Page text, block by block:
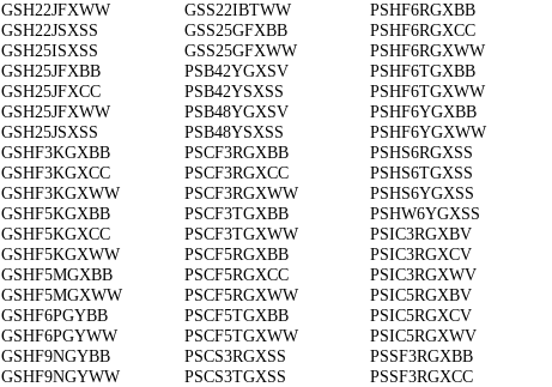
GSH22JFXWW
GSH22JSXSS
GSH25ISXSS
GSH25JFXBB
GSH25JFXCC
GSH25JFXWW
GSH25JSXSS
GSHF3KGXBB
GSHF3KGXCC
GSHF3KGXWW
GSHF5KGXBB
GSHF5KGXCC
GSHF5KGXWW
GSHF5MGXBB
GSHF5MGXWW
GSHF6PGYBB
GSHF6PGYWW
GSHF9NGYBB
GSHF9NGYWW
GSS22IBTWW
GSS25GFXBB
GSS25GFXWW
PSB42YGXSV
PSB42YSXSS
PSB48YGXSV
PSB48YSXSS
PSCF3RGXBB
PSCF3RGXCC
PSCF3RGXWW
PSCF3TGXBB
PSCF3TGXWW
PSCF5RGXBB
PSCF5RGXCC
PSCF5RGXWW
PSCF5TGXBB
PSCF5TGXWW
PSCS3RGXSS
PSCS3TGXSS
PSHF6RGXBB
PSHF6RGXCC
PSHF6RGXWW
PSHF6TGXBB
PSHF6TGXWW
PSHF6YGXBB
PSHF6YGXWW
PSHS6RGXSS
PSHS6TGXSS
PSHS6YGXSS
PSHW6YGXSS
PSIC3RGXBV
PSIC3RGXCV
PSIC3RGXWV
PSIC5RGXBV
PSIC5RGXCV
PSIC5RGXWV
PSSF3RGXBB
PSSF3RGXCC